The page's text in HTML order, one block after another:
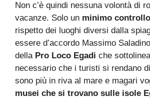
Non c’è quindi nessuna volontà di
vacanze. Solo un minimo controllo
rispetto dei luoghi diversi dalla
essere d’accordo Massimo
della Pro Loco Egadi che
necessario che i turisti si rendano
sono più in riva al mare e magari
musei che si trovano sulle isole